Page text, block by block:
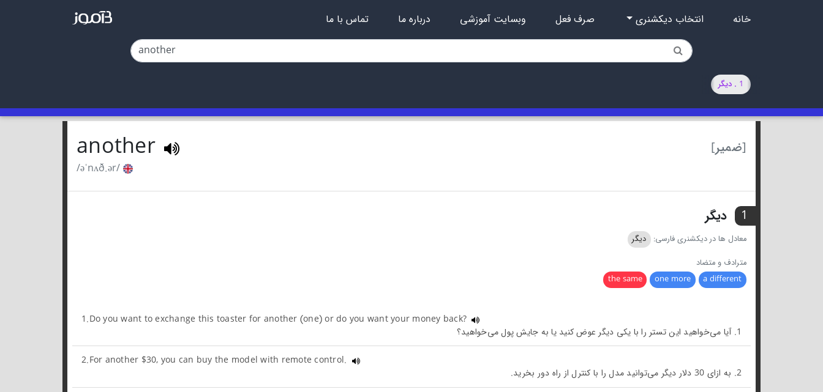
خانه انتخاب دیکشنری صرف فعل وبسایت آموزشی درباره ما تماس با ما
1 . دیگر
[ضمیر] another
/əˈnʌð.ər/
1 دیگر
معادل ها در دیکشنری فارسی:
دیگر
مترادف و متضاد
a different
one more
the same
1.Do you want to exchange this toaster for another (one) or do you want your money back?
1. آیا می‌خواهید این تستر را با یکی دیگر عوض کنید یا به جایش پول می‌خواهید؟
2.For another $30, you can buy the model with remote control.
2. به ازای 30 دلار دیگر می‌توانید مدل را با کنترل از راه دور بخرید.